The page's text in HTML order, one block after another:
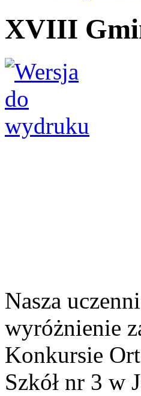
XVIII
Nasza
wyróżnienie
Konkursie
Szkół nr 3 w